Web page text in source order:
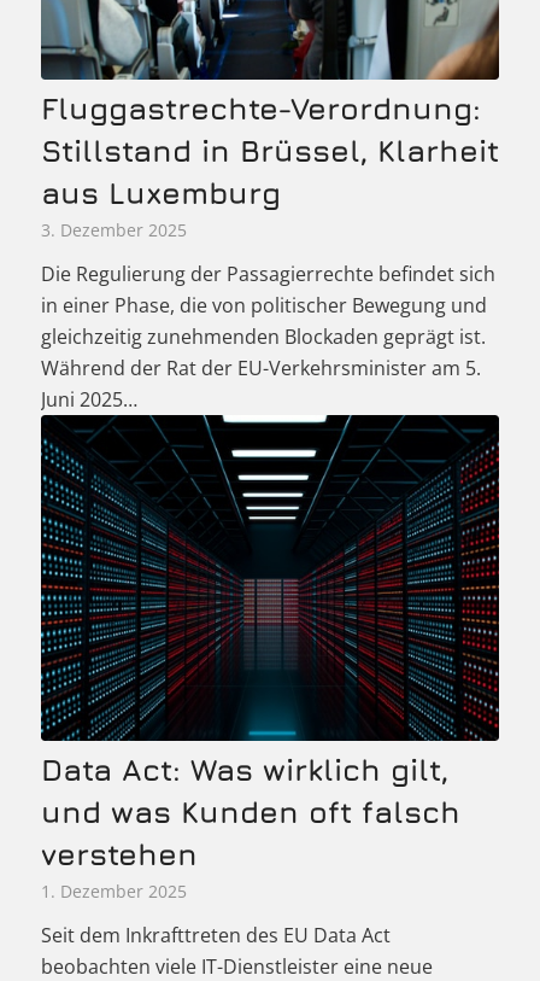
Fluggastrechte-Verordnung:
Stillstand in Brüssel, Klarheit
aus Luxemburg
3. Dezember 2025
Die Regulierung der Passagierrechte befindet sich
in einer Phase, die von politischer Bewegung und
gleichzeitig zunehmenden Blockaden geprägt ist.
Während der Rat der EU-Verkehrsminister am 5.
Juni 2025…
Data Act: Was wirklich gilt,
und was Kunden oft falsch
verstehen
1. Dezember 2025
Seit dem Inkrafttreten des EU Data Act
beobachten viele IT-Dienstleister eine neue